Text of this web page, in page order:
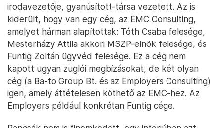
irodavezetője, gyanúsított-társa vezetett. Az is
kiderült, hogy van egy cég, az EMC Consulting,
amelyet hárman alapítottak: Tóth Csaba felesége,
Mesterházy Attila akkori MSZP-elnök felesége, és
Funtig Zoltán ügyvéd felesége. Ez a cég nem
kapott ugyan zuglói megbízásokat, de két olyan
cég (a Ba-to Group Bt. és az Employers Consulting)
igen, amely áttételesen köthető az EMC-hez. Az
Employers például konkrétan Funtig cége.